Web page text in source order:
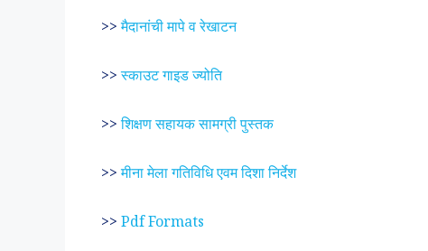
>>मैदानांची मापे व रेखाटन
>>स्काउट गाइड ज्योति
>>शिक्षण सहायक सामग्री पुस्तक
>>मीना मेला गतिविधि एवम दिशा निर्देश
>> Pdf Formats